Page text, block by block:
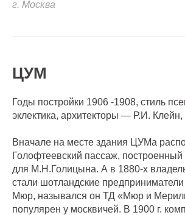
г. Москва
ЦУМ
Годы постройки 1906 -1908, стиль
эклектика, архитекторы — Р.И.
Вначале на месте здания ЦУМа
Голофтеевский пассаж,
для М.Н.Голицына. А в 1880-х
стали шотландские
Мюр, назывался он ТД «Мюр и
популярен у москвичей. В 1900 г.